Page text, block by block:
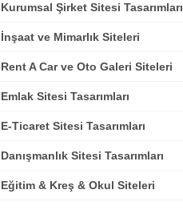
Kurumsal Şirket Sitesi Tasarımları
İnşaat ve Mimarlık Siteleri
Rent A Car ve Oto Galeri Siteleri
Emlak Sitesi Tasarımları
E-Ticaret Sitesi Tasarımları
Danışmanlık Sitesi Tasarımları
Eğitim & Kreş & Okul Siteleri